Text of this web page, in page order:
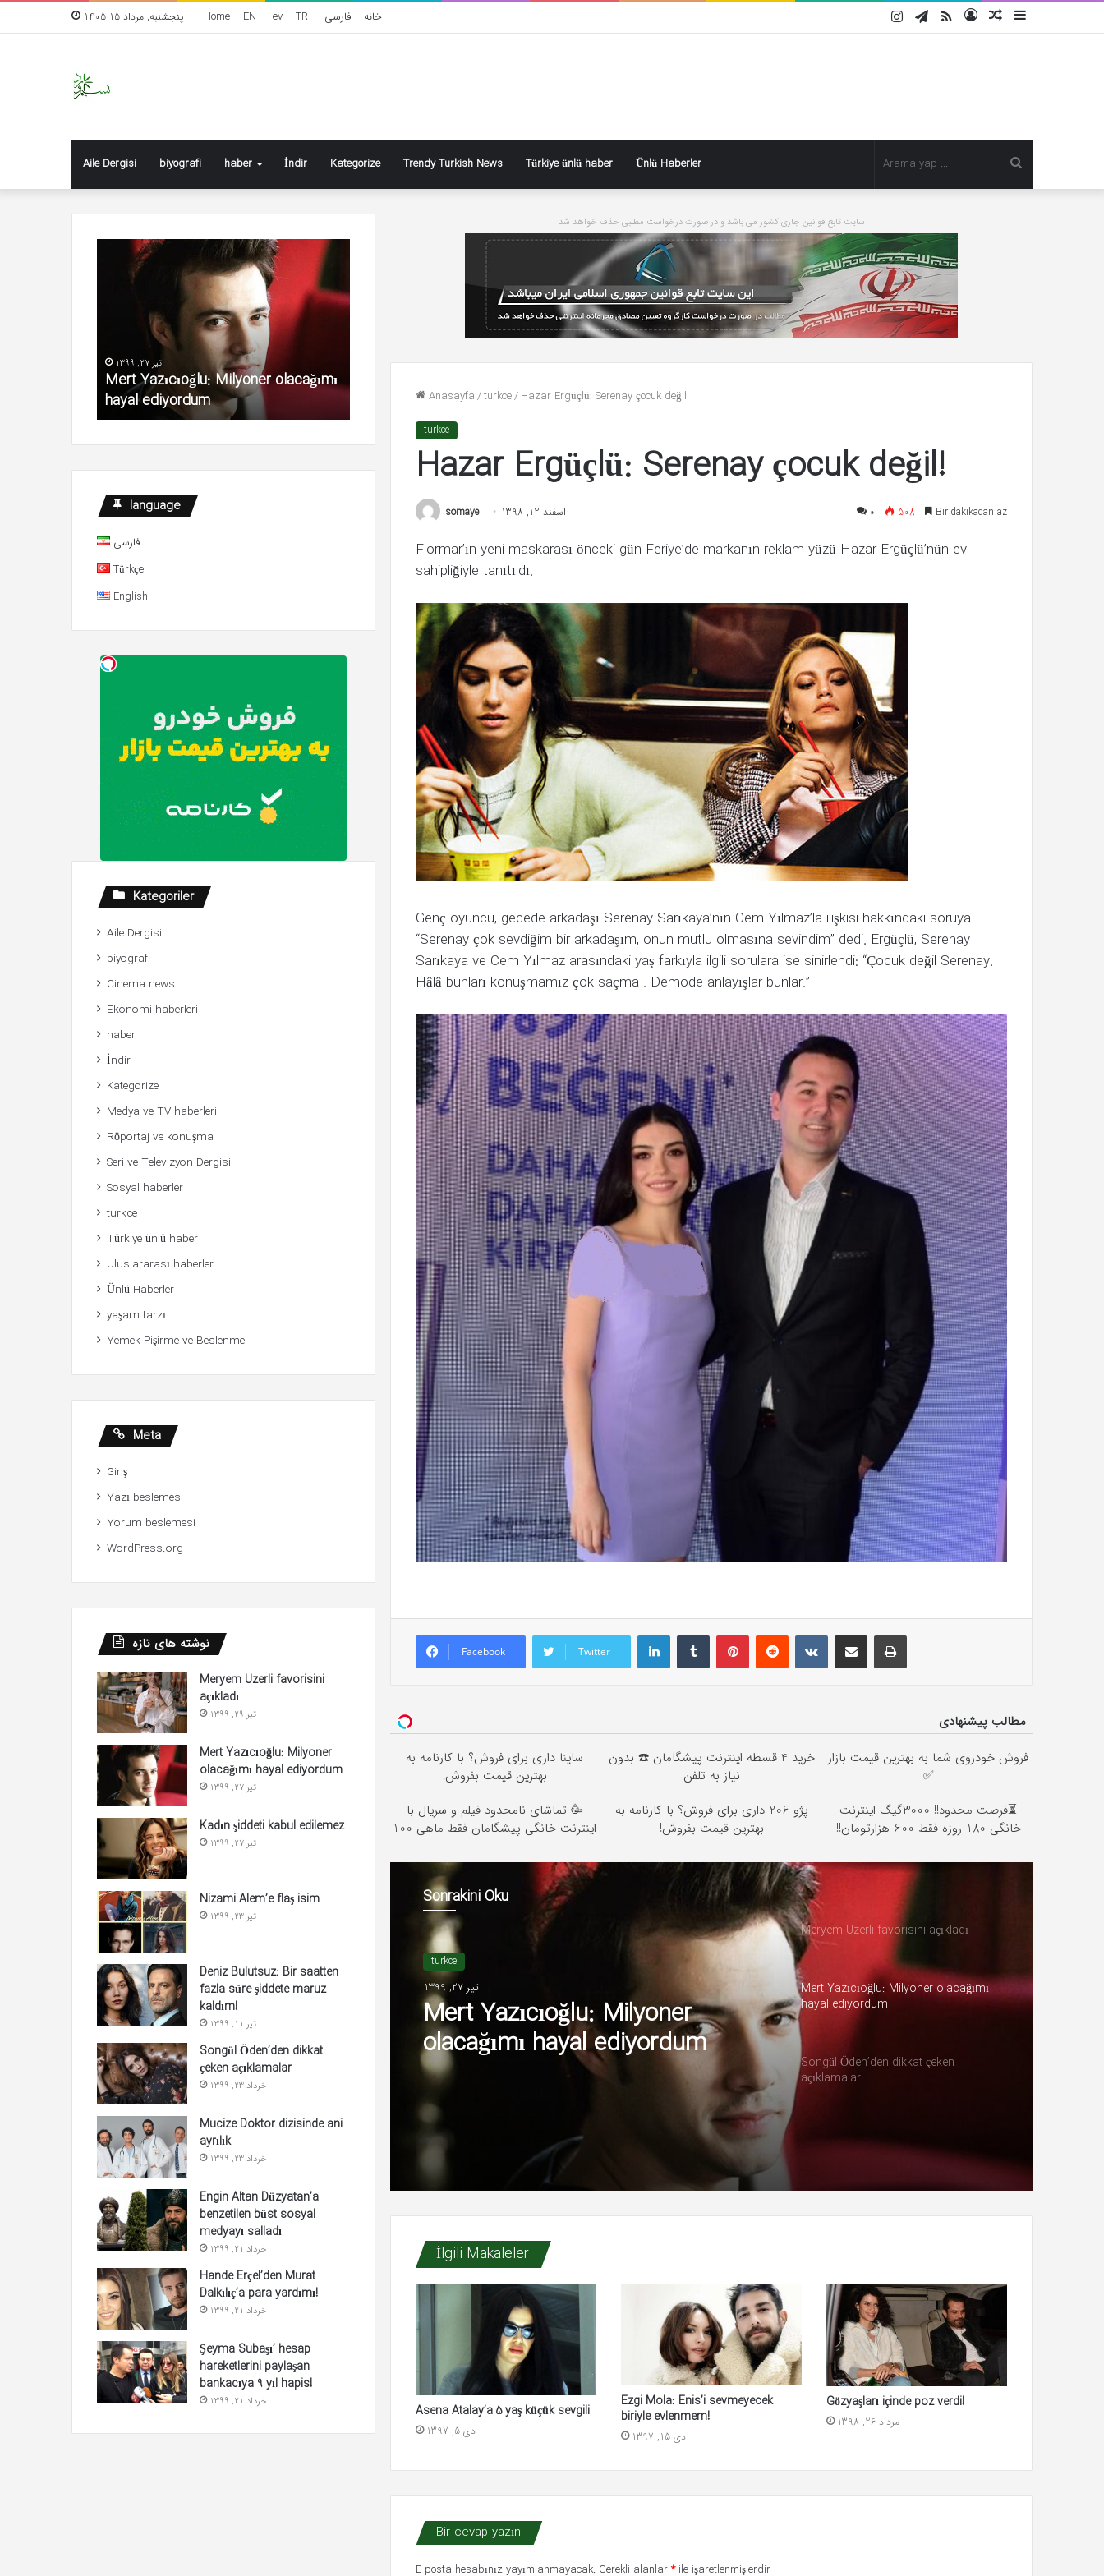
پنجشنبه, مرداد 15 1405 Home – EN ev – TR خانه – فارسی
Kenar
Rastgele
Kayıt
RSS
Telegram
Instagram
Aile Dergisi biyografi haber İndir Kategorize Trendy Turkish News Türkiye ünlü haber Ünlü Haberler Arama
سایت تابع قوانین جاری کشور می باشد و در صورت درخواست مطلبی حذف خواهد شد
Anasayfa/turkce/Hazar Ergüçlü: Serenay çocuk değil!
turkce
Hazar Ergüçlü: Serenay çocuk değil!
somaye اسفند 12, 1398 ۰ 508 Bir dakikadan az
Flormar’ın yeni maskarası önceki gün Feriye’de markanın reklam yüzü Hazar Ergüçlü’nün ev
sahipliğiyle tanıtıldı.
Genç oyuncu, gecede arkadaşı Serenay Sarıkaya’nın Cem Yılmaz’la ilişkisi hakkındaki soruya
“Serenay çok sevdiğim bir arkadaşım, onun mutlu olmasına sevindim” dedi. Ergüçlü, Serenay
Sarıkaya ve Cem Yılmaz arasındaki yaş farkıyla ilgili sorulara ise sinirlendi: “Çocuk değil Serenay.
Hâlâ bunları konuşmamız çok saçma . Demode anlayışlar bunlar.”
Facebook Twitter
LinkedInTumblr PinterestReddit VKontakteE-Posta ile paylaş Yazdır
مطالب پیشنهادی
فروش خودروی شما به بهترین قیمت بازار
✅
خرید 4 قسطه اینترنت پیشگامان ☎️ بدون
نیاز به تلفن
ساینا داری برای فروش؟ با کارنامه به
بهترین قیمت بفروش!
⏳فرصت محدود!! 3000گیگ اینترنت
خانگی 180 روزه فقط 600 هزارتومان!!
پژو 206 داری برای فروش؟ با کارنامه به
بهترین قیمت بفروش!
🥳 تماشای نامحدود فیلم و سریال با
اینترنت خانگی پیشگامان فقط ماهی 100
Sonrakini Oku
turkce
تیر 27, 1399
Mert Yazıcıoğlu: Milyoner
olacağımı hayal ediyordum
Meryem Uzerli favorisini açıkladı
Mert Yazıcıoğlu: Milyoner olacağımı
hayal ediyordum
Songül Öden’den dikkat çeken
açıklamalar
İlgili Makaleler
Asena Atalay’a 5 yaş küçük sevgili
دی 5, 1397
Ezgi Mola: Enis’i sevmeyecek
biriyle evlenmem!
دی 15, 1397
Gözyaşları içinde poz verdi!
مرداد 26, 1398
Bir cevap yazın
E-posta hesabınız yayımlanmayacak. Gerekli alanlar*ile işaretlenmişlerdir
Yazıcıoğlu:
Milyoner
تیر 27, 1399
Mert Yazıcıoğlu: Milyoner olacağımı
hayal ediyordum
edilemez
Kadın şiddeti kabul edilemez
Nizami
Alem’e
flaş
isim
Nizami Alem’e flaş isim
Deniz
Bulutsuz:
Bir
saatten
fazla
süre
maruz
تیر 11, 1399
language
فارسی
Türkçe
English
Kategoriler
Aile Dergisi
biyografi
Cinema news
Ekonomi haberleri
haber
İndir
Kategorize
Medya ve TV haberleri
Röportaj ve konuşma
Seri ve Televizyon Dergisi
Sosyal haberler
turkce
Türkiye ünlü haber
Uluslararası haberler
Ünlü Haberler
yaşam tarzı
Yemek Pişirme ve Beslenme
Meta
Giriş
Yazı beslemesi
Yorum beslemesi
WordPress.org
نوشته های تازه
Meryem Uzerli favorisini
açıkladı
تیر 29, 1399
Mert Yazıcıoğlu: Milyoner
olacağımı hayal ediyordum
تیر 27, 1399
Kadın şiddeti kabul edilemez
تیر 27, 1399
Nizami Alem’e flaş isim
تیر 23, 1399
Deniz Bulutsuz: Bir saatten
fazla süre şiddete maruz
kaldım!
تیر 11, 1399
Songül Öden’den dikkat
çeken açıklamalar
خرداد 23, 1399
Mucize Doktor dizisinde ani
ayrılık
خرداد 23, 1399
Engin Altan Düzyatan’a
benzetilen büst sosyal
medyayı salladı
خرداد 21, 1399
Hande Erçel’den Murat
Dalkılıç’a para yardımı!
خرداد 21, 1399
Şeyma Subaşı’ hesap
hareketlerini paylaşan
bankacıya 9 yıl hapis!
خرداد 21, 1399